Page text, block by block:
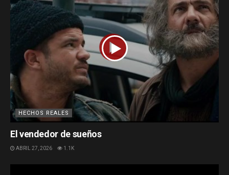
HECHOS REALES
El vendedor de sueños
ABRIL 27, 2026 1.1K